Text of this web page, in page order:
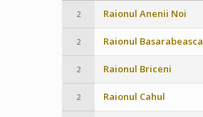
2 Raionul Anenii Noi
2 Raionul Basarabeasca
2 Raionul Briceni
2 Raionul Cahul